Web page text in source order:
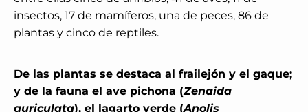
insectos, 17 de mamíferos, una de peces, 86 de
plantas y cinco de reptiles.
De las plantas se destaca al frailejón y el gaque;
y de la fauna el ave pichona (Zenaida
auriculata), el lagarto verde (Anolis